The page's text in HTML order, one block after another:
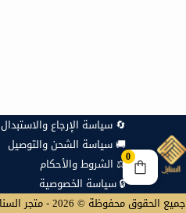
🔄 سياسة الإرجاع والاستبدال
🚚 سياسة الشحن والتوصيل
⚖️ الشروط والأحكام
🔒 سياسة الخصوصية
جميع الحقوق محفوظة © 2026 - متجر السنابل
0